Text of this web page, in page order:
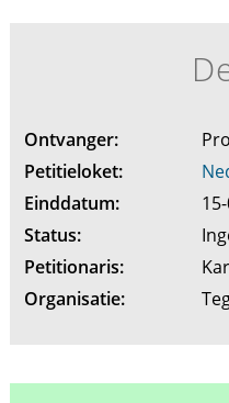
Ontvanger:
Petitieloket:
Einddatum:
Status:
Petitionaris:
Organisatie: